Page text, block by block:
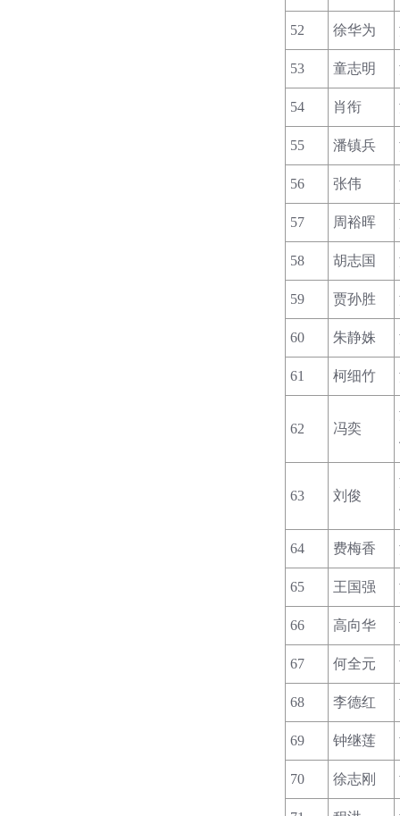
52 徐华为
53 童志明
54 肖衔
55 潘镇兵
56 张伟
57 周裕晖
58 胡志国
59 贾孙胜
60 朱静姝
61 柯细竹
62 冯奕
63 刘俊
64 费梅香
65 王国强
66 高向华
67 何全元
68 李德红
69 钟继莲
70 徐志刚